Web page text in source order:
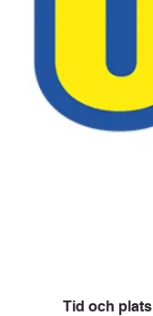
Tid och plats